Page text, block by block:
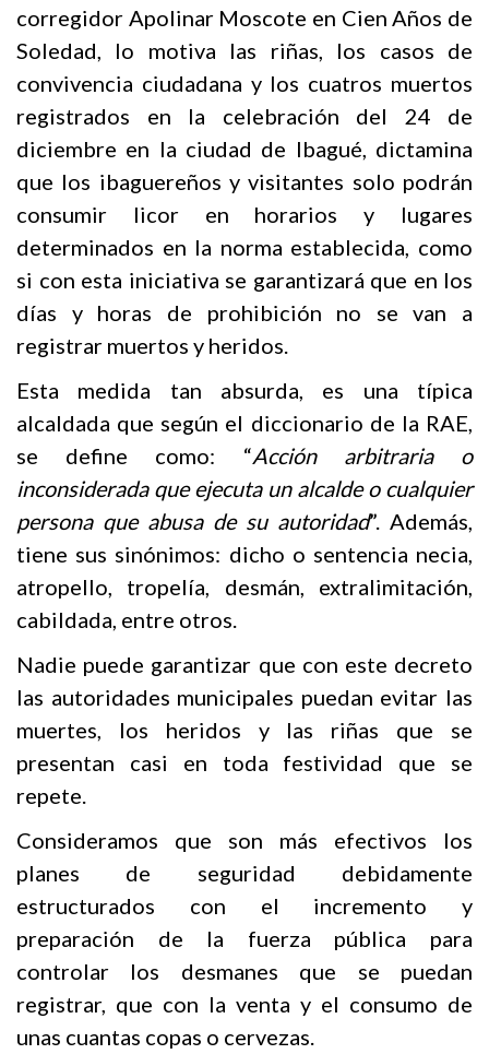
corregidor Apolinar Moscote en Cien Años de
Soledad, lo motiva las riñas, los casos de
convivencia ciudadana y los cuatros muertos
registrados en la celebración del 24 de
diciembre en la ciudad de Ibagué, dictamina
que los ibaguereños y visitantes solo podrán
consumir licor en horarios y lugares
determinados en la norma establecida, como
si con esta iniciativa se garantizará que en los
días y horas de prohibición no se van a
registrar muertos y heridos.
Esta medida tan absurda, es una típica
alcaldada que según el diccionario de la RAE,
se define como: “Acción arbitraria o
inconsiderada que ejecuta un alcalde o cualquier
persona que abusa de su autoridad”. Además,
tiene sus sinónimos: dicho o sentencia necia,
atropello, tropelía, desmán, extralimitación,
cabildada, entre otros.
Nadie puede garantizar que con este decreto
las autoridades municipales puedan evitar las
muertes, los heridos y las riñas que se
presentan casi en toda festividad que se
repete.
Consideramos que son más efectivos los
planes de seguridad debidamente
estructurados con el incremento y
preparación de la fuerza pública para
controlar los desmanes que se puedan
registrar, que con la venta y el consumo de
unas cuantas copas o cervezas.